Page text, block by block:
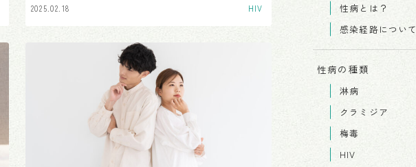
2025.02.18 HIV
性病とは？
感染経路について
性病の種類
淋病
クラミジア
梅毒
HIV